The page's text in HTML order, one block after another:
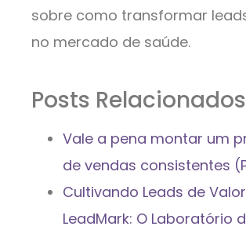
sobre como transformar
no mercado de saúde.
Posts Relacionados
Vale a pena montar um
de vendas consistentes
Cultivando Leads de
LeadMark: O Laboratório